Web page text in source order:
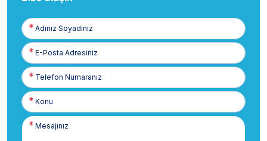
Adınız
Soyadınız
E-
Posta
Telefon
Numaranız